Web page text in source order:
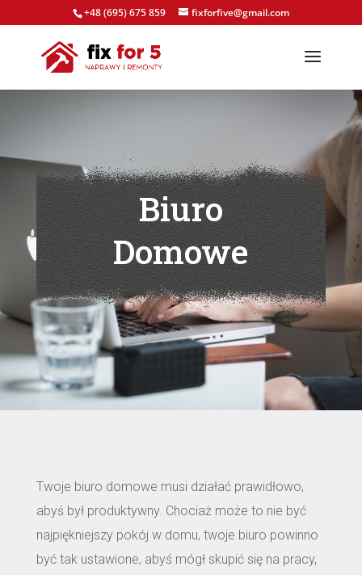
+48 (695) 675 859 fixforfive@gmail.com
Biuro
Domowe
Twoje biuro domowe musi działać prawidłowo,
abyś był produktywny. Chociaż może to nie być
najpiękniejszy pokój w domu, twoje biuro powinno
być tak ustawione, abyś mógł skupić się na pracy,